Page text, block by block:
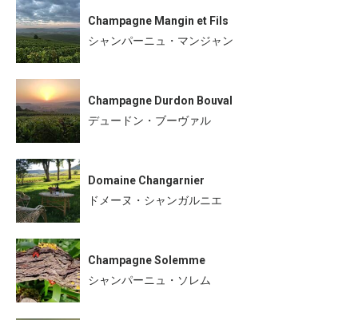
Champagne Mangin et Fils
シャンパーニュ・マンジャン
Champagne Durdon Bouval
デュードン・ブーヴァル
Domaine Changarnier
ドメーヌ・シャンガルニエ
Champagne Solemme
シャンパーニュ・ソレム